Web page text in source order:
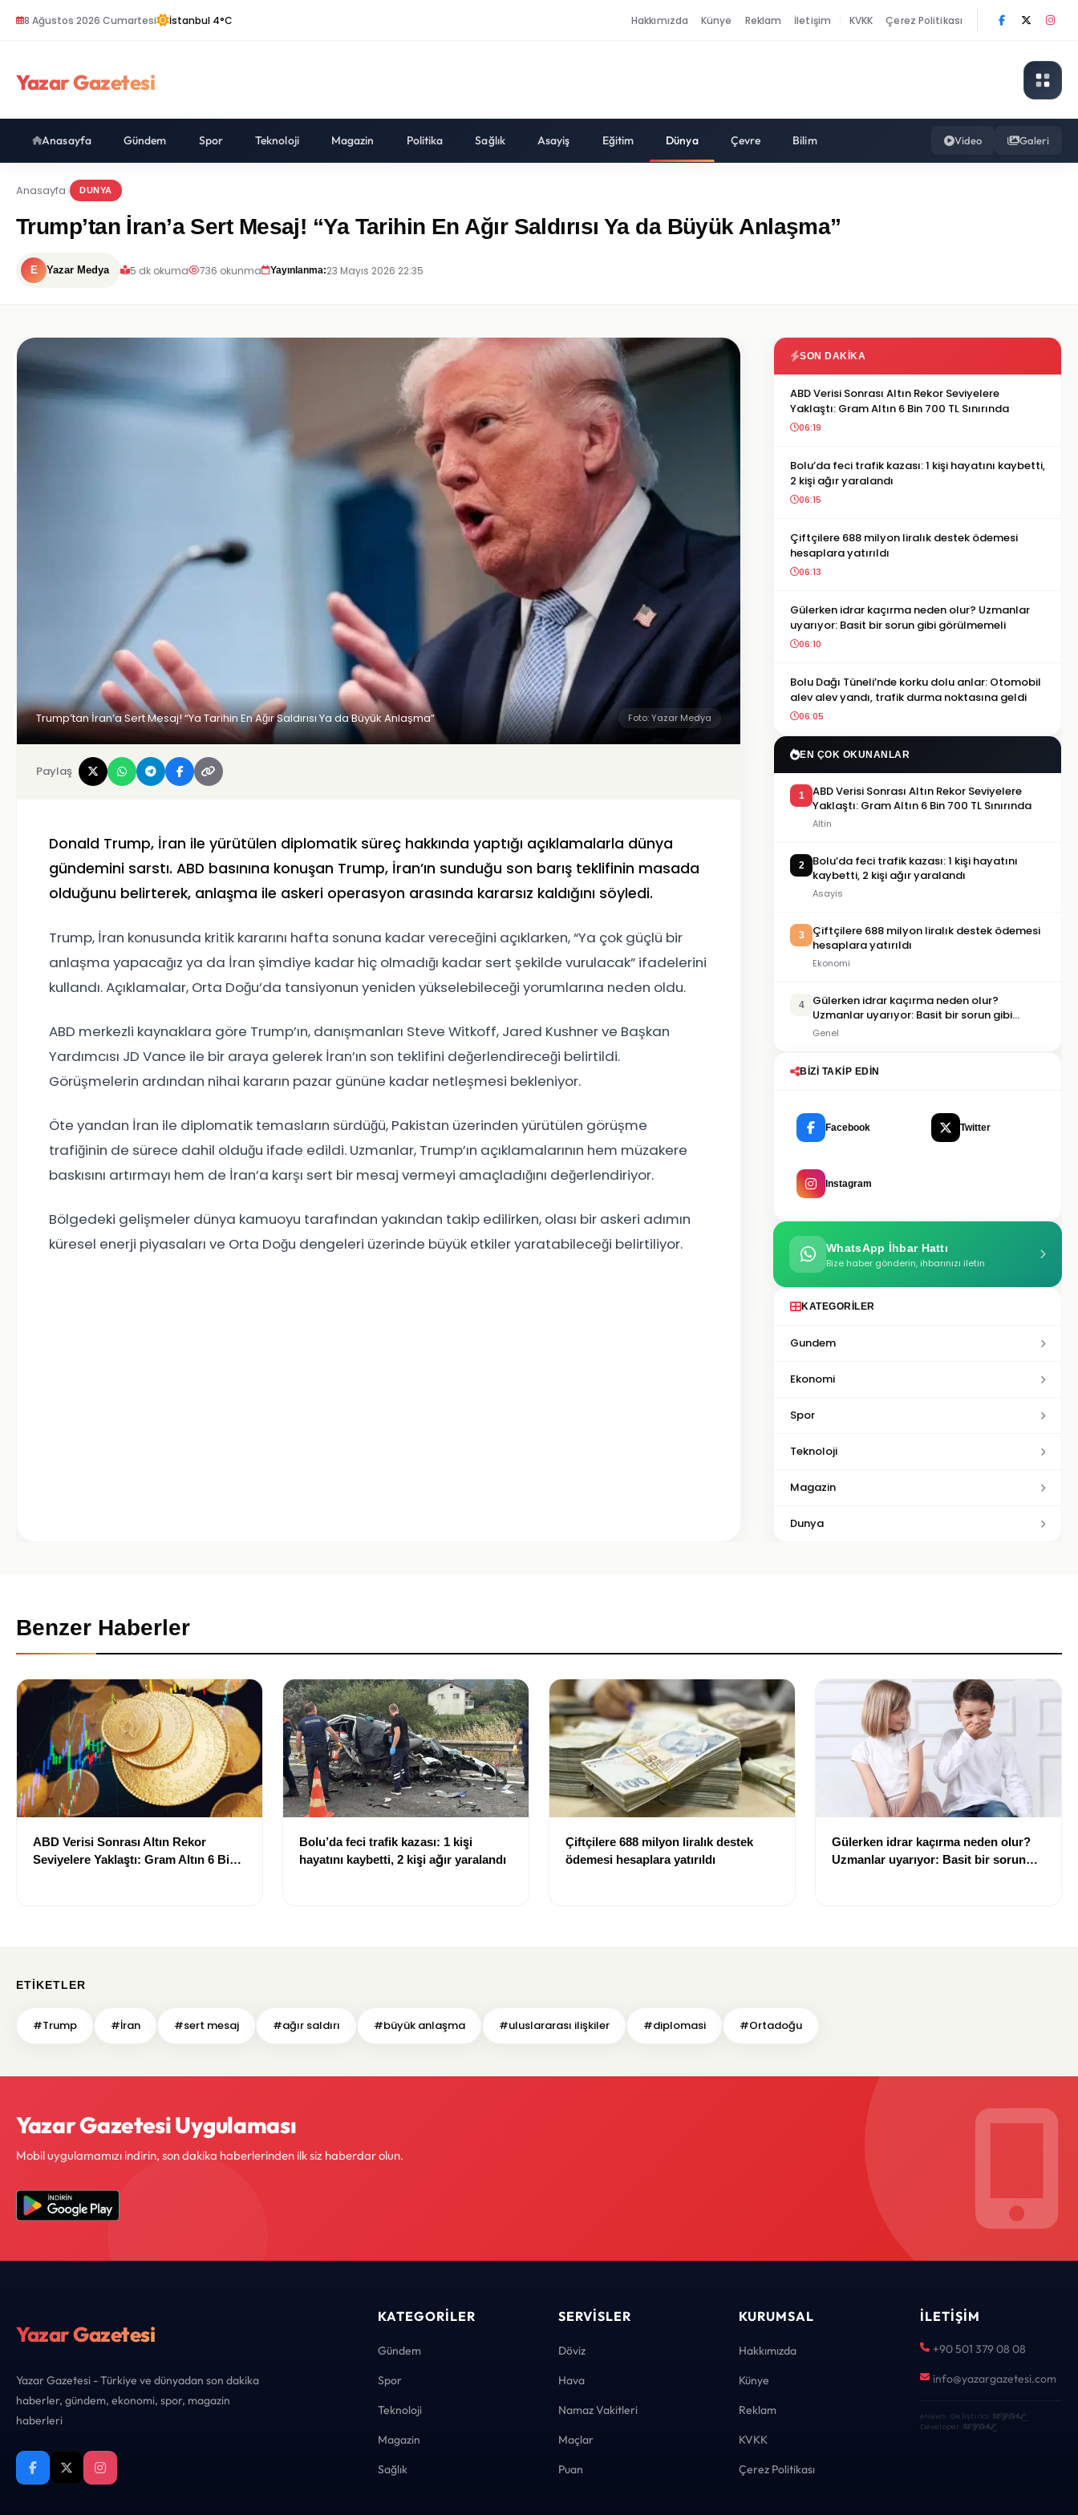
8 Ağustos 2026 Cumartesi İstanbul 4°C Hakkımızda Künye Reklam İletişim KVKK Çerez Politikası
Yazar Gazetesi
Anasayfa Gündem Spor Teknoloji Magazin Politika Sağlık Asayiş Eğitim Dünya Çevre Bilim Video Galeri
Anasayfa DUNYA
Trump’tan İran’a Sert Mesaj! “Ya Tarihin En Ağır Saldırısı Ya da Büyük Anlaşma”
E Yazar Medya 5 dk okuma 736 okunma Yayınlanma:23 Mayıs 2026 22:35
Trump’tan İran’a Sert Mesaj! “Ya Tarihin En Ağır Saldırısı Ya da Büyük Anlaşma” Foto: Yazar Medya
Paylaş
Donald Trump, İran ile yürütülen diplomatik süreç hakkında yaptığı açıklamalarla dünya
gündemini sarstı. ABD basınına konuşan Trump, İran’ın sunduğu son barış teklifinin masada
olduğunu belirterek, anlaşma ile askeri operasyon arasında kararsız kaldığını söyledi.
Trump, İran konusunda kritik kararını hafta sonuna kadar vereceğini açıklarken, “Ya çok güçlü bir
anlaşma yapacağız ya da İran şimdiye kadar hiç olmadığı kadar sert şekilde vurulacak” ifadelerini
kullandı. Açıklamalar, Orta Doğu’da tansiyonun yeniden yükselebileceği yorumlarına neden oldu.
ABD merkezli kaynaklara göre Trump’ın, danışmanları Steve Witkoff, Jared Kushner ve Başkan
Yardımcısı JD Vance ile bir araya gelerek İran’ın son teklifini değerlendireceği belirtildi.
Görüşmelerin ardından nihai kararın pazar gününe kadar netleşmesi bekleniyor.
Öte yandan İran ile diplomatik temasların sürdüğü, Pakistan üzerinden yürütülen görüşme
trafiğinin de sürece dahil olduğu ifade edildi. Uzmanlar, Trump’ın açıklamalarının hem müzakere
baskısını artırmayı hem de İran’a karşı sert bir mesaj vermeyi amaçladığını değerlendiriyor.
Bölgedeki gelişmeler dünya kamuoyu tarafından yakından takip edilirken, olası bir askeri adımın
küresel enerji piyasaları ve Orta Doğu dengeleri üzerinde büyük etkiler yaratabileceği belirtiliyor.
SON DAKIKA
ABD Verisi Sonrası Altın Rekor Seviyelere
Yaklaştı: Gram Altın 6 Bin 700 TL Sınırında
06:19
Bolu’da feci trafik kazası: 1 kişi hayatını kaybetti,
2 kişi ağır yaralandı
06:15
Çiftçilere 688 milyon liralık destek ödemesi
hesaplara yatırıldı
06:13
Gülerken idrar kaçırma neden olur? Uzmanlar
uyarıyor: Basit bir sorun gibi görülmemeli
06:10
Bolu Dağı Tüneli’nde korku dolu anlar: Otomobil
alev alev yandı, trafik durma noktasına geldi
06:05
EN ÇOK OKUNANLAR
1
ABD Verisi Sonrası Altın Rekor Seviyelere
Yaklaştı: Gram Altın 6 Bin 700 TL Sınırında
Altin
2
Bolu’da feci trafik kazası: 1 kişi hayatını
kaybetti, 2 kişi ağır yaralandı
Asayis
3
Çiftçilere 688 milyon liralık destek ödemesi
hesaplara yatırıldı
Ekonomi
4
Gülerken idrar kaçırma neden olur?
Uzmanlar uyarıyor: Basit bir sorun gibi
görülmemeli
Genel
BIZI TAKIP EDIN
Facebook Twitter
Instagram
WhatsApp İhbar Hattı
Bize haber gönderin, ihbarınızı iletin
KATEGORILER
Gundem
Ekonomi
Spor
Teknoloji
Magazin
Dunya
Benzer Haberler
ABD Verisi Sonrası Altın Rekor
Seviyelere Yaklaştı: Gram Altın 6 Bin
Bolu’da feci trafik kazası: 1 kişi
hayatını kaybetti, 2 kişi ağır yaralandı
Çiftçilere 688 milyon liralık destek
ödemesi hesaplara yatırıldı
Gülerken idrar kaçırma neden olur?
Uzmanlar uyarıyor: Basit bir sorun
ETIKETLER
#Trump #İran #sert mesaj #ağır saldırı #büyük anlaşma #uluslararası ilişkiler #diplomasi #Ortadoğu
Yazar Gazetesi Uygulaması
Mobil uygulamamızı indirin, son dakika haberlerinden ilk siz haberdar olun.
Yazar Gazetesi
Yazar Gazetesi - Türkiye ve dünyadan son dakika
haberler, gündem, ekonomi, spor, magazin
haberleri
KATEGORILER
Gündem
Spor
Teknoloji
Magazin
Sağlık
SERVISLER
Döviz
Hava
Namaz Vakitleri
Maçlar
Puan
KURUMSAL
Hakkımızda
Künye
Reklam
KVKK
Çerez Politikası
İLETIŞIM
+90 501 379 08 08
info@yazargazetesi.com
eNews · Geliştirici KEYDAL·
Developer KEYDAL